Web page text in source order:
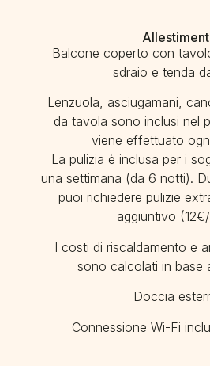
Balcone coperto con
sdraio e tenda
Lenzuola, asciugamani,
da tavola sono inclusi nel
viene effettuato
La pulizia è inclusa per i
una settimana (da 6 notti).
puoi richiedere pulizie
aggiuntivo
I costi di riscaldamento e
sono calcolati in base
Doccia
Connessione Wi-Fi